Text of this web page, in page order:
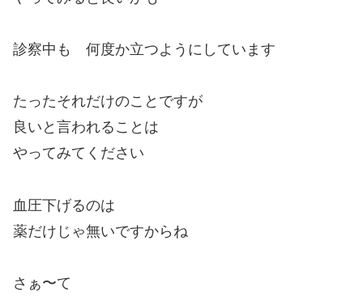
診察中も 何度か立つようにしています
たったそれだけのことですが
良いと言われることは
やってみてください
血圧下げるのは
薬だけじゃ無いですからね
さぁ〜て